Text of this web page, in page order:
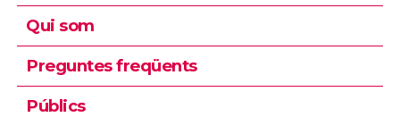
Qui som
Preguntes freqüents
Públics